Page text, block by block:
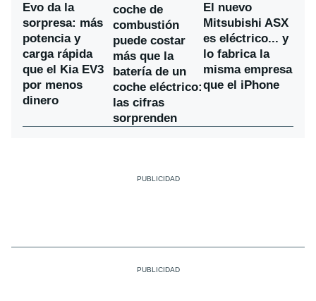
Evo da la
sorpresa: más
potencia y
carga rápida
que el Kia EV3
por menos
dinero
coche de
combustión
puede costar
más que la
batería de un
coche eléctrico:
las cifras
sorprenden
El nuevo
Mitsubishi ASX
es eléctrico... y
lo fabrica la
misma empresa
que el iPhone